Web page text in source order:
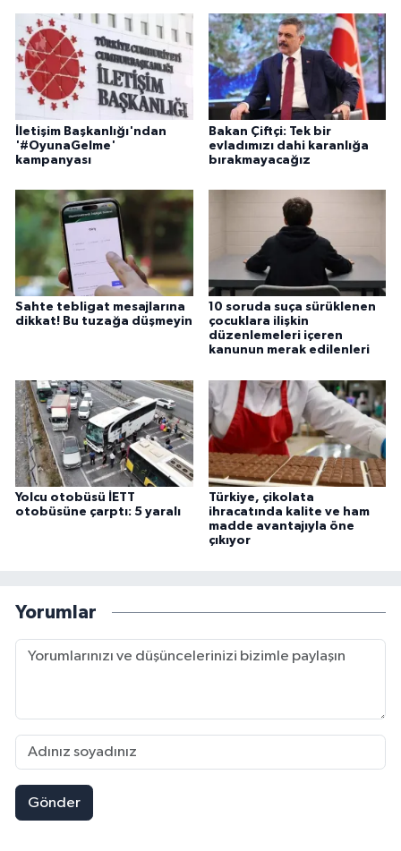
İletişim Başkanlığı'ndan
'#OyunaGelme'
kampanyası
Bakan Çiftçi: Tek bir
evladımızı dahi karanlığa
bırakmayacağız
Sahte tebligat mesajlarına
dikkat! Bu tuzağa düşmeyin
10 soruda suça sürüklenen
çocuklara ilişkin
düzenlemeleri içeren
kanunun merak edilenleri
Yolcu otobüsü İETT
otobüsüne çarptı: 5 yaralı
Türkiye, çikolata
ihracatında kalite ve ham
madde avantajıyla öne
çıkıyor
Yorumlar
Gönder